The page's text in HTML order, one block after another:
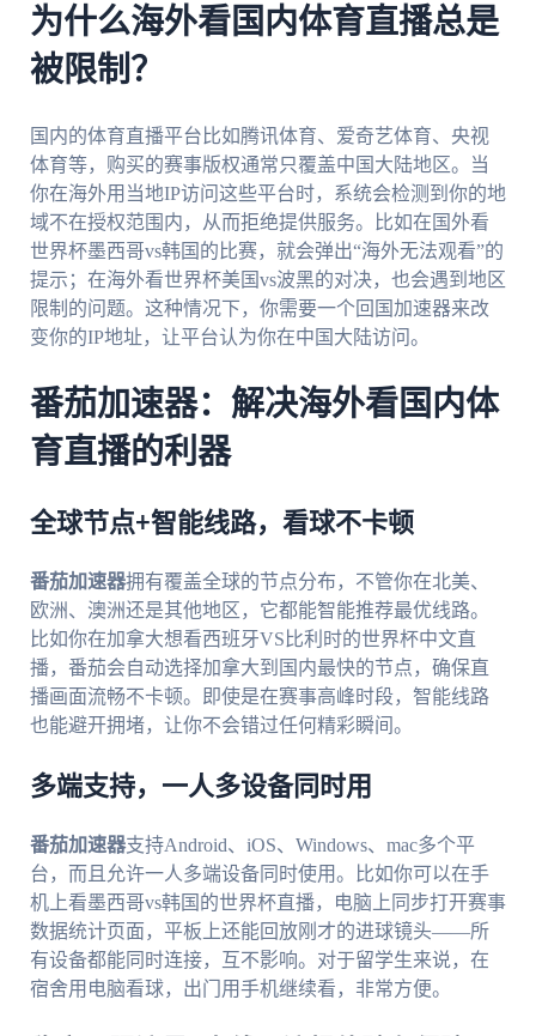
为什么海外看国内体育直播总是
被限制？
国内的体育直播平台比如腾讯体育、爱奇艺体育、央视
体育等，购买的赛事版权通常只覆盖中国大陆地区。当
你在海外用当地IP访问这些平台时，系统会检测到你的地
域不在授权范围内，从而拒绝提供服务。比如在国外看
世界杯墨西哥vs韩国的比赛，就会弹出“海外无法观看”的
提示；在海外看世界杯美国vs波黑的对决，也会遇到地区
限制的问题。这种情况下，你需要一个回国加速器来改
变你的IP地址，让平台认为你在中国大陆访问。
番茄加速器：解决海外看国内体
育直播的利器
全球节点+智能线路，看球不卡顿
番茄加速器拥有覆盖全球的节点分布，不管你在北美、
欧洲、澳洲还是其他地区，它都能智能推荐最优线路。
比如你在加拿大想看西班牙VS比利时的世界杯中文直
播，番茄会自动选择加拿大到国内最快的节点，确保直
播画面流畅不卡顿。即使是在赛事高峰时段，智能线路
也能避开拥堵，让你不会错过任何精彩瞬间。
多端支持，一人多设备同时用
番茄加速器支持Android、iOS、Windows、mac多个平
台，而且允许一人多端设备同时使用。比如你可以在手
机上看墨西哥vs韩国的世界杯直播，电脑上同步打开赛事
数据统计页面，平板上还能回放刚才的进球镜头——所
有设备都能同时连接，互不影响。对于留学生来说，在
宿舍用电脑看球，出门用手机继续看，非常方便。